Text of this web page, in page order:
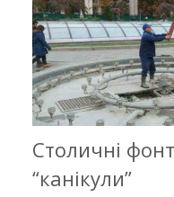
Столичні
“канікули”